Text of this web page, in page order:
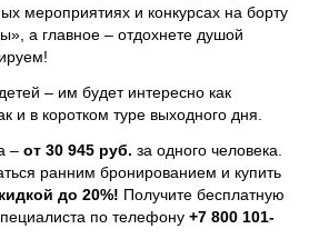
мероприятиях и конкурсах на борту
а главное – отдохнете душой
– им будет интересно как
и в коротком туре выходного дня.
– от 30 945 руб. за одного человека.
ранним бронированием и купить
до 20%! Получите бесплатную
по телефону +7 800 101-